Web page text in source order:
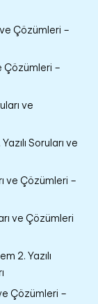
ve Çözümleri –
Çözümleri –
ve
Soruları ve
ve Çözümleri –
ve Çözümleri
2. Yazılı
ve Çözümleri –